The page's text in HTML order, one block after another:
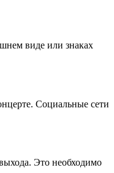
виде или знаках
Социальные сети
Это необходимо